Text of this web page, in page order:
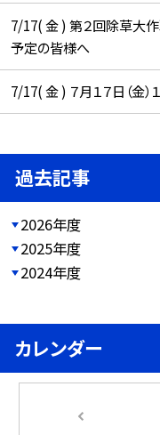
7/17( 金 ) 第２回除草大作
予定の皆様へ
7/17( 金 ) ７月１７日（金
過去記事
2026年度
2025年度
2024年度
カレンダー